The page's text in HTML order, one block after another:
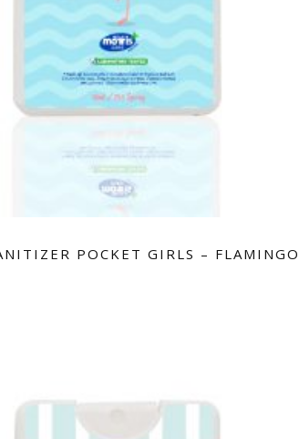
POCKET GIRLS – FLAMINGO